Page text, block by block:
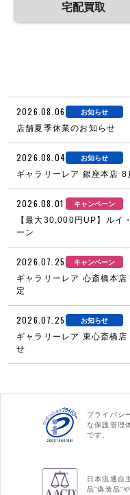
宅配買取
2026.08.06 お知らせ
店舗夏季休業のお知らせ
2026.08.04 お知らせ
ギャラリーレア 銀座本店
2026.08.01 キャンペーン
【最大30,000円UP】ルイ
ーン
2026.07.25 キャンペーン
ギャラリーレア 心斎橋本
定
2026.07.25 お知らせ
ギャラリーレア 東心斎橋
せ
プライバシ
な保護管理
です。
日本流通自
品“偽造品”